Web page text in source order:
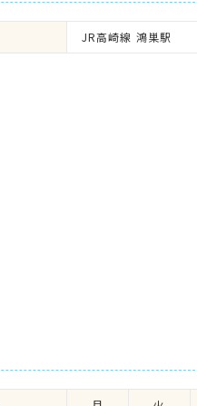
JR高崎線 鴻巣駅